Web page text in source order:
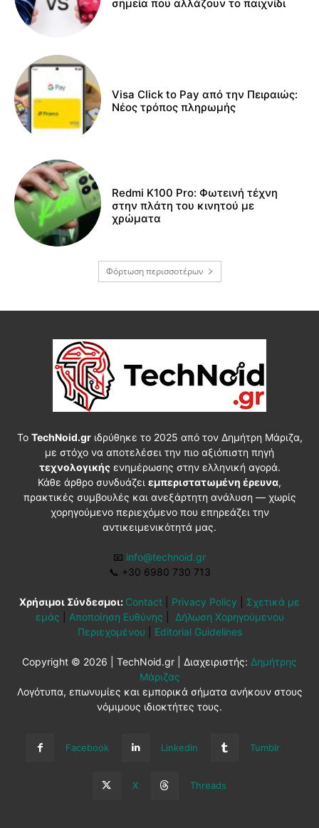
σημεία που αλλάζουν το παιχνίδι
Visa Click to Pay από την Πειραιώς:
Νέος τρόπος πληρωμής
Redmi K100 Pro: Φωτεινή τέχνη
στην πλάτη του κινητού με
χρώματα
Φόρτωση περισσοτέρων
Το TechNoid.grιδρύθηκε το 2025 από τον Δημήτρη Μάριζα,
με στόχο να αποτελέσει την πιο αξιόπιστη πηγή
τεχνολογικήςενημέρωσης στην ελληνική αγορά.
Κάθε άρθρο συνδυάζει εμπεριστατωμένη έρευνα,
πρακτικές συμβουλές και ανεξάρτητη ανάλυση — χωρίς
χορηγούμενο περιεχόμενο που επηρεάζει την
αντικειμενικότητά μας.
📧 info@technoid.gr
📞 +30 6980 730 713
Χρήσιμοι Σύνδεσμοι: Contact Privacy Policy
Σχετικά με
εμάς
Αποποίηση Ευθύνης
Δήλωση Χορηγούμενου
Περιεχομένου
Editorial Guidelines
Copyright © 2026 | TechNoid.gr | Διαχειριστής: Δημήτρης
Μάριζας
Λογότυπα, επωνυμίες και εμπορικά σήματα ανήκουν στους
νόμιμους ιδιοκτήτες τους.
Facebook Linkedin Tumblr
X Threads